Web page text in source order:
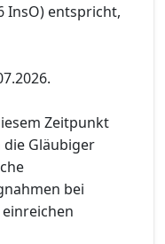
InsO) entspricht,
Zeitpunkt
die Gläubiger
bei